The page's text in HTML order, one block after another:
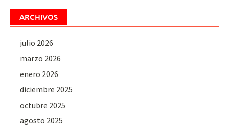
ARCHIVOS
julio 2026
marzo 2026
enero 2026
diciembre 2025
octubre 2025
agosto 2025